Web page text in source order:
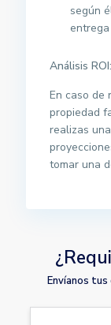
según
Análisis ROI:
En caso de
propiedad
realizas
tomar una
Envíanos